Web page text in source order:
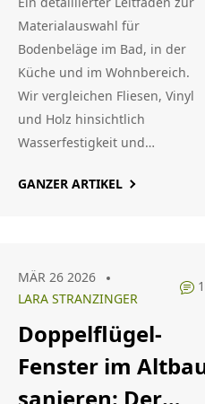
Materialien im
Vergleich
Materialauswahl für
Bodenbeläge im Bad, in der
Küche und im Wohnbereich.
Wir vergleichen Fliesen, Vinyl
und Holz hinsichtlich
Wasserfestigkeit und
GANZER ARTIKEL
MÄR 26 2026
LARA STRANZINGER
Doppelflügel-
Fenster im